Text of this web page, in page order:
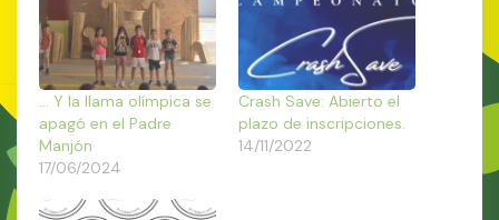
… Y la llama olímpica se
apagó en el Padre
Manjón
17/06/2024
Crash Save: Abierto el
plazo de inscripciones.
14/11/2022